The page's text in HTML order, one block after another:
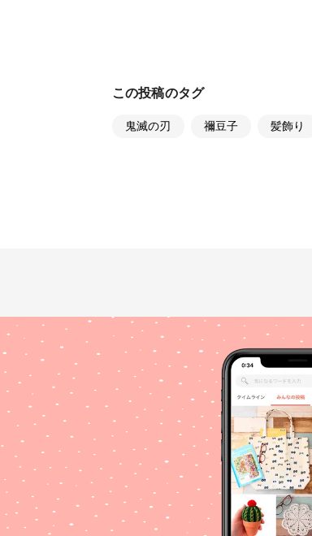
この投稿のタグ
鬼滅の刃 禰豆子 髪飾り